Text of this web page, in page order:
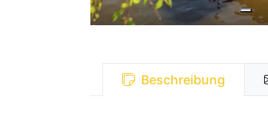
Beschreibung